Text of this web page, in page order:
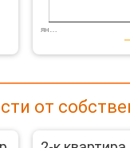
ян…
от